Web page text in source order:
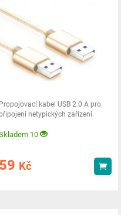
Propojovací kabel USB 2.0 A pro
připojení netypických zařízení.
10
59 Kč